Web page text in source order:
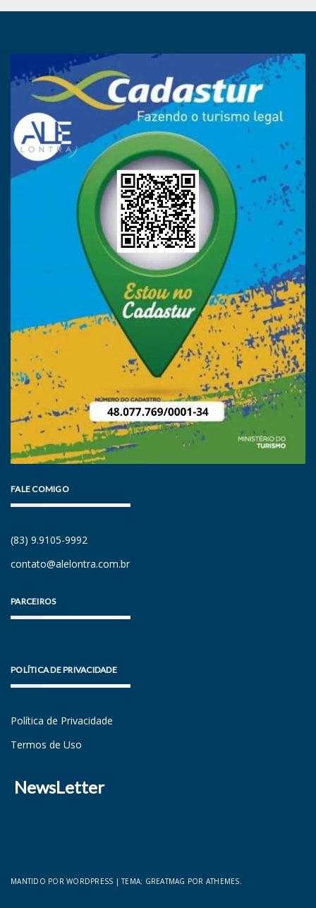
FALE COMIGO
(83) 9.9105-9992
contato@alelontra.com.br
PARCEIROS
POLÍTICA DE PRIVACIDADE
Política de Privacidade
Termos de Uso
NewsLetter
MANTIDO POR WORDPRESS |TEMA: GREATMAG POR ATHEMES.